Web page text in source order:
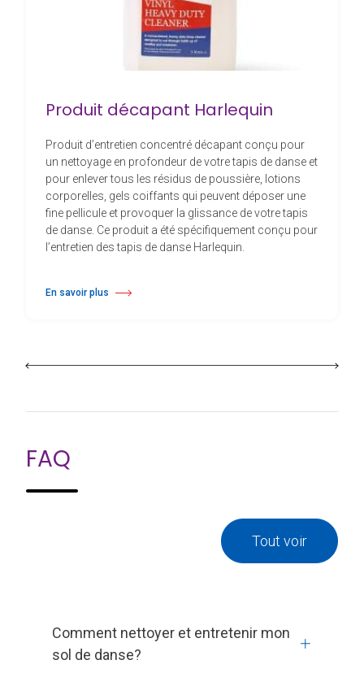
Produit décapant Harlequin
Produit d’entretien concentré décapant conçu pour
un nettoyage en profondeur de votre tapis de danse et
pour enlever tous les résidus de poussière, lotions
corporelles, gels coiffants qui peuvent déposer une
fine pellicule et provoquer la glissance de votre tapis
de danse. Ce produit a été spécifiquement conçu pour
l’entretien des tapis de danse Harlequin.
En savoir plus
à propos Produit décapant Harlequin
FAQ
Tout voir
Comment nettoyer et entretenir mon
sol de danse?